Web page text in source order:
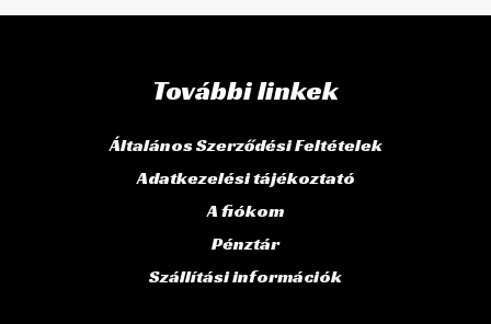
További linkek
Általános Szerződési Feltételek
Adatkezelési tájékoztató
A fiókom
Pénztár
Szállítási információk